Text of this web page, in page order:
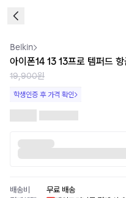
Belkin
아이폰14 13 13프로 템퍼드
19,900원
학생인증 후 가격 확인
배송비
무료 배송